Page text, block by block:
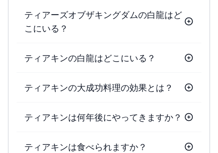
ティアーズオブザキングダムの白龍はど
こにいる？
ティアキンの白龍はどこにいる？
ティアキンの大成功料理の効果とは？
ティアキンは何年後にやってきますか？
ティアキンは食べられますか？